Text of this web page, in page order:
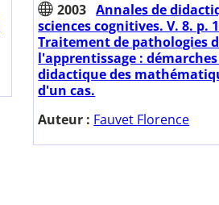
2003 Annales de
sciences cognitives. V. 8. p.
Traitement de pathologies
l'apprentissage :
didactique des
d'un cas.
Auteur : Fauvet Florence